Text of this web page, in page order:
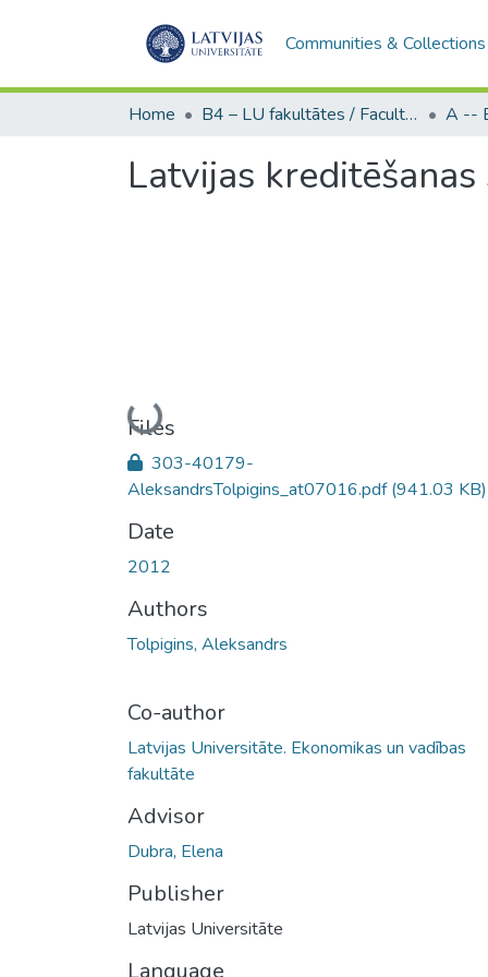
Communities & Collections
Home B4 – LU fakultātes / Faculties of the UL
Latvijas
Loading...
Files
303-40179-
AleksandrsTolpigins_at07016.pdf(941.03 KB)
Date
2012
Authors
Tolpigins, Aleksandrs
Co-author
Latvijas Universitāte. Ekonomikas un vadības
fakultāte
Advisor
Dubra, Elena
Publisher
Latvijas Universitāte
Language